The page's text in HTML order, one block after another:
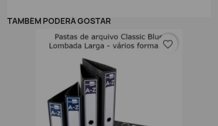
TAMBÉM PODERÁ GOSTAR
favorite_border